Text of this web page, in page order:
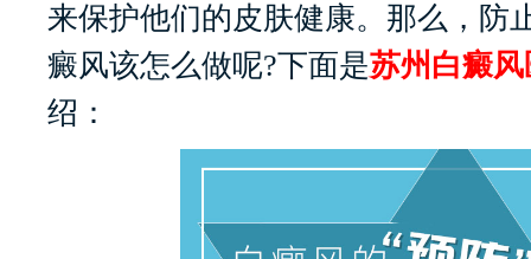
来保护他们的皮肤健康。那么，防
癜风该怎么做呢?下面是苏州白癜
绍：